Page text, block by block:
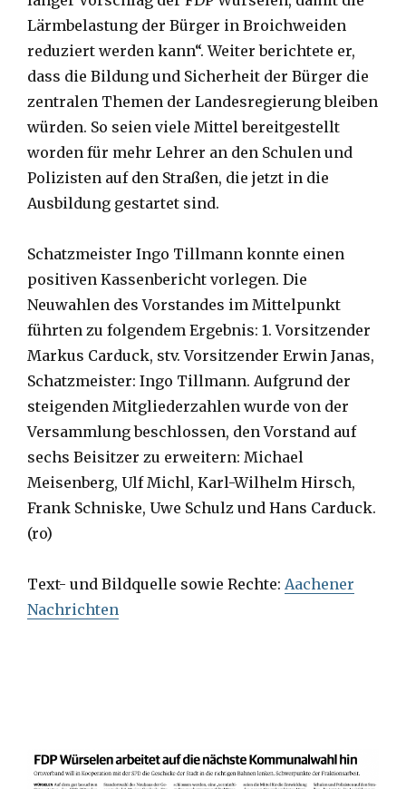
Lärmbelastung der Bürger in Broichweiden
reduziert werden kann“. Weiter berichtete er,
dass die Bildung und Sicherheit der Bürger die
zentralen Themen der Landesregierung bleiben
würden. So seien viele Mittel bereitgestellt
worden für mehr Lehrer an den Schulen und
Polizisten auf den Straßen, die jetzt in die
Ausbildung gestartet sind.
Schatzmeister Ingo Tillmann konnte einen
positiven Kassenbericht vorlegen. Die
Neuwahlen des Vorstandes im Mittelpunkt
führten zu folgendem Ergebnis: 1. Vorsitzender
Markus Carduck, stv. Vorsitzender Erwin Janas,
Schatzmeister: Ingo Tillmann. Aufgrund der
steigenden Mitgliederzahlen wurde von der
Versammlung beschlossen, den Vorstand auf
sechs Beisitzer zu erweitern: Michael
Meisenberg, Ulf Michl, Karl-Wilhelm Hirsch,
Frank Schniske, Uwe Schulz und Hans Carduck.
(ro)
Text- und Bildquelle sowie Rechte: Aachener
Nachrichten